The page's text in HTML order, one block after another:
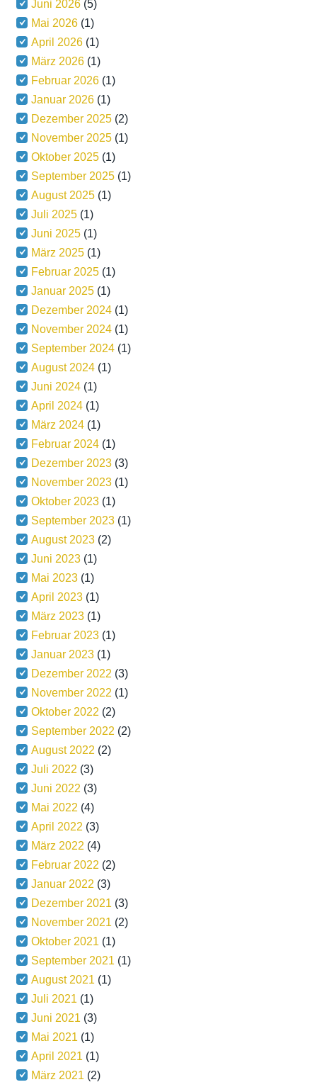
Juni 2026 (5)
Mai 2026 (1)
April 2026 (1)
März 2026 (1)
Februar 2026 (1)
Januar 2026 (1)
Dezember 2025 (2)
November 2025 (1)
Oktober 2025 (1)
September 2025 (1)
August 2025 (1)
Juli 2025 (1)
Juni 2025 (1)
März 2025 (1)
Februar 2025 (1)
Januar 2025 (1)
Dezember 2024 (1)
November 2024 (1)
September 2024 (1)
August 2024 (1)
Juni 2024 (1)
April 2024 (1)
März 2024 (1)
Februar 2024 (1)
Dezember 2023 (3)
November 2023 (1)
Oktober 2023 (1)
September 2023 (1)
August 2023 (2)
Juni 2023 (1)
Mai 2023 (1)
April 2023 (1)
März 2023 (1)
Februar 2023 (1)
Januar 2023 (1)
Dezember 2022 (3)
November 2022 (1)
Oktober 2022 (2)
September 2022 (2)
August 2022 (2)
Juli 2022 (3)
Juni 2022 (3)
Mai 2022 (4)
April 2022 (3)
März 2022 (4)
Februar 2022 (2)
Januar 2022 (3)
Dezember 2021 (3)
November 2021 (2)
Oktober 2021 (1)
September 2021 (1)
August 2021 (1)
Juli 2021 (1)
Juni 2021 (3)
Mai 2021 (1)
April 2021 (1)
März 2021 (2)